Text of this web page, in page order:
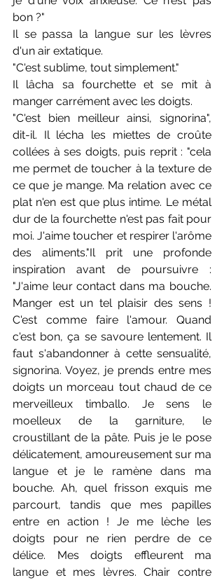
bon ?"
Il se passa la langue sur les lèvres
d'un air extatique.
"C'est sublime, tout simplement."
Il lâcha sa fourchette et se mit à
manger carrément avec les doigts.
"C'est bien meilleur ainsi, signorina",
dit-il. Il lécha les miettes de croûte
collées à ses doigts, puis reprit : "cela
me permet de toucher à la texture de
ce que je mange. Ma relation avec ce
plat n'en est que plus intime. Le métal
dur de la fourchette n'est pas fait pour
moi. J'aime toucher et respirer l'arôme
des aliments."Il prit une profonde
inspiration avant de poursuivre :
"J'aime leur contact dans ma bouche.
Manger est un tel plaisir des sens !
C'est comme faire l'amour. Quand
c'est bon, ça se savoure lentement. Il
faut s'abandonner à cette sensualité,
signorina. Voyez, je prends entre mes
doigts un morceau tout chaud de ce
merveilleux timballo. Je sens le
moelleux de la garniture, le
croustillant de la pâte. Puis je le pose
délicatement, amoureusement sur ma
langue et je le ramène dans ma
bouche. Ah, quel frisson exquis me
parcourt, tandis que mes papilles
entre en action ! Je me lèche les
doigts pour ne rien perdre de ce
délice. Mes doigts effleurent ma
langue et mes lèvres. Chair contre